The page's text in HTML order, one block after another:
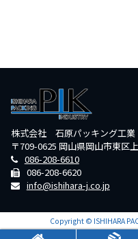
株式会社 石原パッキング工業
〒709-0625 岡山県岡山市東区
086-208-6610
086-208-6620
info@ishihara-j.co.jp
Copyright © ISHIHARA